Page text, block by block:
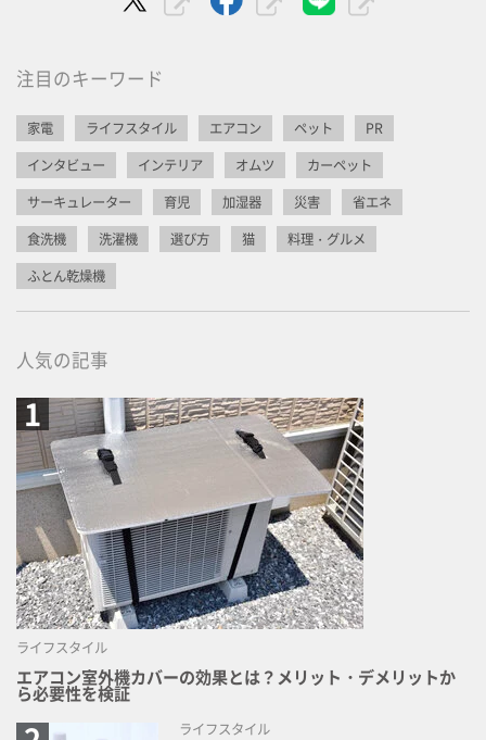
注目のキーワード
家電 ライフスタイル エアコン ペット
PR
インタビュー
インテリア オムツ
カーペット
サーキュレーター
育児 加湿器 災害
省エネ
食洗機
洗濯機 選び方 猫
料理・グルメ
ふとん乾燥機
人気の記事
ライフスタイル
エアコン室外機カバーの効果とは？メリット・デメリットか
ら必要性を検証
ライフスタイル